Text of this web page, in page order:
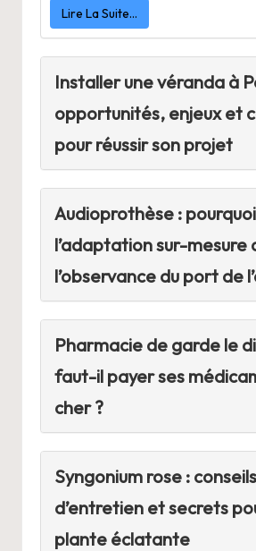
Lire La Suite…
Installer une véranda à
opportunités, enjeux et
pour réussir son projet
Audioprothèse : pourquoi
l’adaptation sur-mesure
l’observance du port de
Pharmacie de garde le
faut-il payer ses
cher ?
Syngonium rose : conseils
d’entretien et secrets
plante éclatante